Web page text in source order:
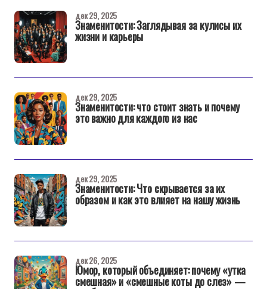
Знаменитости: Заглядывая за кулисы их
жизни и карьеры
дек 29, 2025
Знаменитости: что стоит знать и почему
это важно для каждого из нас
дек 29, 2025
Знаменитости: Что скрывается за их
образом и как это влияет на нашу жизнь
дек 29, 2025
Юмор, который объединяет: почему «утка
смешная» и «смешные коты до слез» —
дек 26, 2025